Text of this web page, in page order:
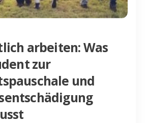
arbeiten: Was
zur
und